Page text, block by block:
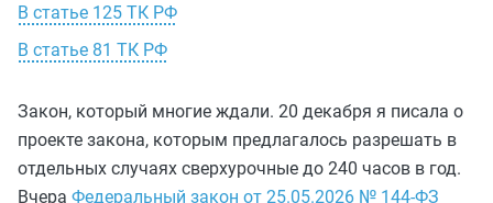
В статье 125 ТК РФ
В статье 81 ТК РФ
Закон, который многие ждали. 20 декабря я писала о
проекте закона, которым предлагалось разрешать в
отдельных случаях сверхурочные до 240 часов в год.
Вчера Федеральный закон от 25.05.2026 № 144-ФЗ